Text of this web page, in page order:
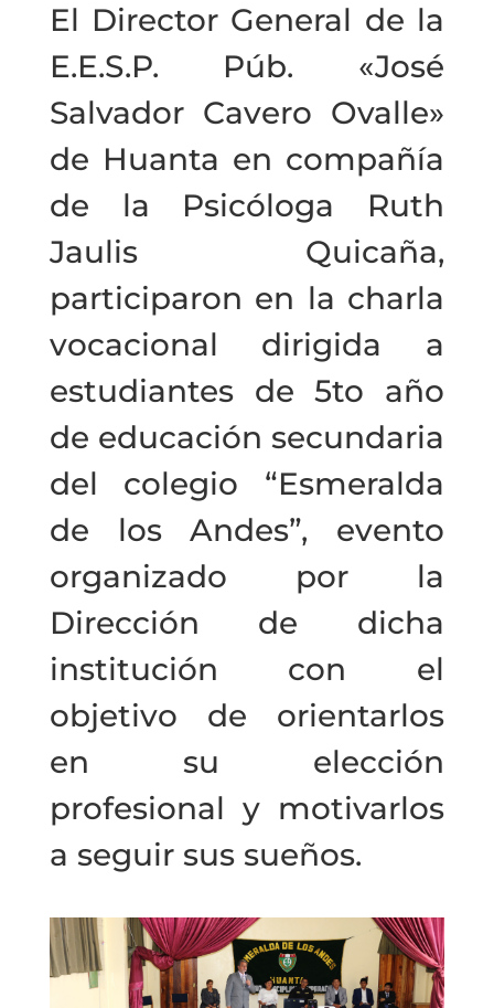
El Director General de la
E.E.S.P. Púb. «José
Salvador Cavero Ovalle»
de Huanta en compañía
de la Psicóloga Ruth
Jaulis Quicaña,
participaron en la charla
vocacional dirigida a
estudiantes de 5to año
de educación secundaria
del colegio “Esmeralda
de los Andes”, evento
organizado por la
Dirección de dicha
institución con el
objetivo de orientarlos
en su elección
profesional y motivarlos
a seguir sus sueños.